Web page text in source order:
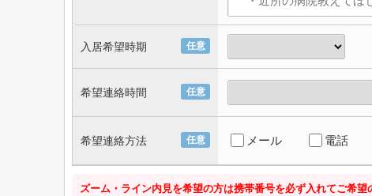
任意
入居希望時期
任意
希望連絡時間
任意
希望連絡方法 メール 電話
ズーム・ライン内見を希望の方は携帯番号を必ず入れてご希望